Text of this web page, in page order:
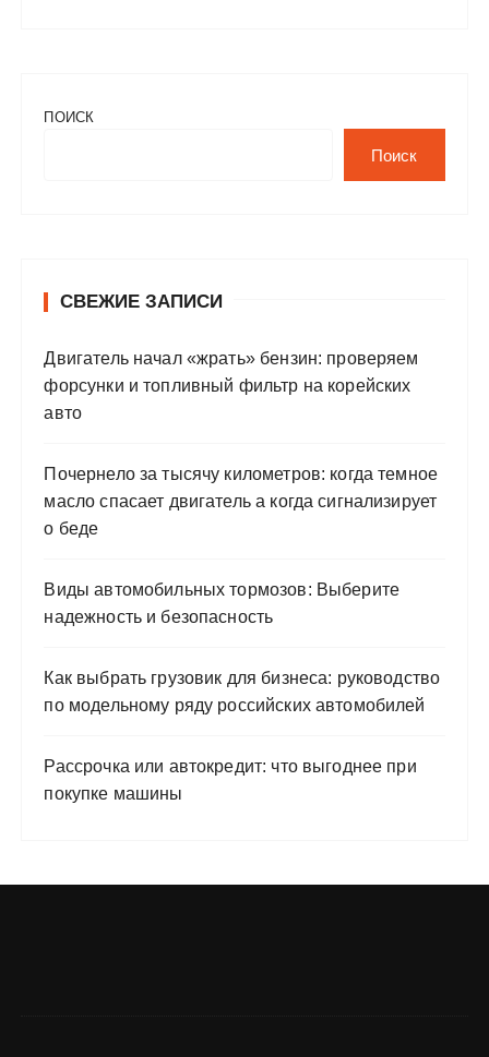
ПОИСК
Поиск
СВЕЖИЕ ЗАПИСИ
Двигатель начал «жрать» бензин: проверяем
форсунки и топливный фильтр на корейских
авто
Почернело за тысячу километров: когда темное
масло спасает двигатель а когда сигнализирует
о беде
Виды автомобильных тормозов: Выберите
надежность и безопасность
Как выбрать грузовик для бизнеса: руководство
по модельному ряду российских автомобилей
Рассрочка или автокредит: что выгоднее при
покупке машины